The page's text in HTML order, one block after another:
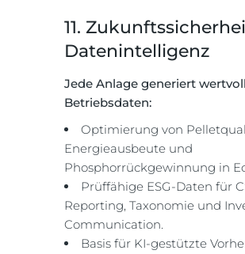
11.
Datenintelligenz
Jede Anlage generiert
Betriebsdaten:
Optimierung von
Energieausbeute und
Phosphorrückgewinnung in
Prüffähige ESG-Daten für
Reporting, Taxonomie und
Communication.
Basis für KI-gestützte